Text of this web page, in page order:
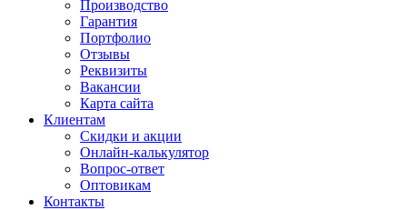
Производство
Гарантия
Портфолио
Отзывы
Реквизиты
Вакансии
Карта сайта
Клиентам
Скидки и акции
Онлайн-калькулятор
Вопрос-ответ
Оптовикам
Контакты